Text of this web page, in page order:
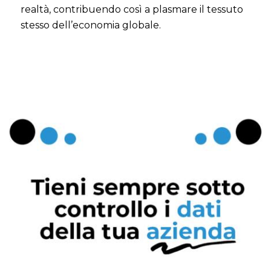
realtà, contribuendo così a plasmare il tessuto
stesso dell’economia globale.